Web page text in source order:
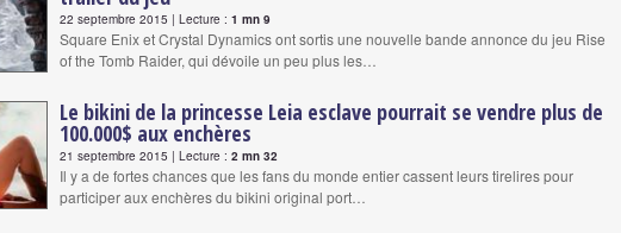
22 septembre 2015 | Lecture : 1 mn 9
​Square Enix et Crystal Dynamics ont sortis une nouvelle bande annonce du jeu Rise
of the Tomb Raider, qui dévoile un peu plus les…
Le bikini de la princesse Leia esclave pourrait se vendre plus de
100.000$ aux enchères
21 septembre 2015 | Lecture : 2 mn 32
Il y a de fortes chances que les fans du monde entier cassent leurs tirelires pour
participer aux enchères du bikini original port…